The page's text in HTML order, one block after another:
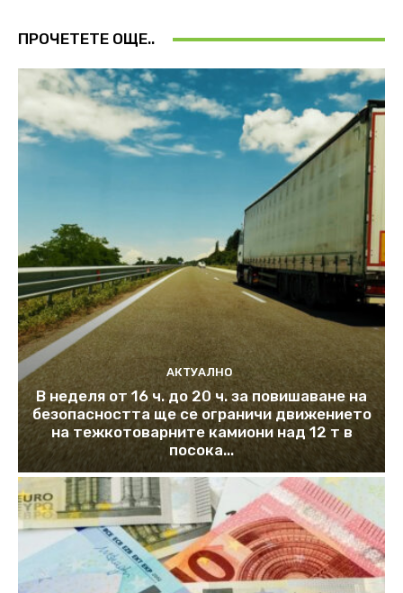
ПРОЧЕТЕТЕ ОЩЕ..
АКТУАЛНО
В неделя от 16 ч. до 20 ч. за повишаване на
безопасността ще се ограничи движението
на тежкотоварните камиони над 12 т в
посока...